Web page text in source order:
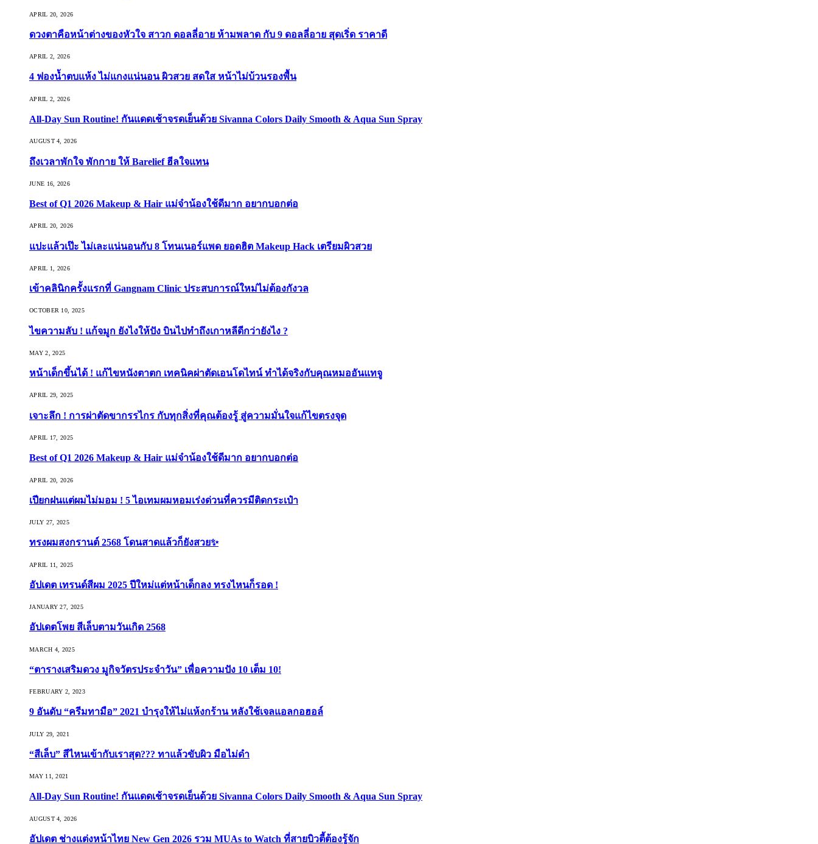
APRIL 20, 2026
ดวงตาคือหน้าต่างของหัวใจ สาวก ดอลลี่อาย ห้ามพลาด กับ 9 ดอลลี่อาย สุดเริ่ด ราคาดี
APRIL 2, 2026
4 ฟองน้ำตบแห้ง ไม่แกงแน่นอน ผิวสวย สดใส หน้าไม่บ้วนรองพื้น
APRIL 2, 2026
All-Day Sun Routine! กันแดดเช้าจรดเย็นด้วย Sivanna Colors Daily Smooth & Aqua Sun Spray
AUGUST 4, 2026
ถึงเวลาพักใจ พักกาย ให้ Barelief ฮีลใจแทน
JUNE 16, 2026
Best of Q1 2026 Makeup & Hair แม่จ๋าน้องใช้ดีมาก อยากบอกต่อ
APRIL 20, 2026
แปะแล้วเป๊ะ ไม่เละแน่นอนกับ 8 โทนเนอร์แพด ยอดฮิต Makeup Hack เตรียมผิวสวย
APRIL 1, 2026
เข้าคลินิกครั้งแรกที่ Gangnam Clinic ประสบการณ์ใหม่ไม่ต้องกังวล
OCTOBER 10, 2025
ไขความลับ ! แก้จมูก ยังไงให้ปัง บินไปทำถึงเกาหลีดีกว่ายังไง ?
MAY 2, 2025
หน้าเด็กขึ้นได้ ! แก้ไขหนังตาตก เทคนิคผ่าตัดเอนโดไทน์ ทำได้จริงกับคุณหมออันแทจู
APRIL 29, 2025
เจาะลึก ! การผ่าตัดขากรรไกร กับทุกสิ่งที่คุณต้องรู้ สู่ความมั่นใจแก้ไขตรงจุด
APRIL 17, 2025
Best of Q1 2026 Makeup & Hair แม่จ๋าน้องใช้ดีมาก อยากบอกต่อ
APRIL 20, 2026
เปียกฝนแต่ผมไม่มอม ! 5 ไอเทมผมหอมเร่งด่วนที่ควรมีติดกระเป๋า
JULY 27, 2025
ทรงผมสงกรานต์ 2568 โดนสาดแล้วก็ยังสวย✨
APRIL 11, 2025
อัปเดต เทรนด์สีผม 2025 ปีใหม่แต่หน้าเด็กลง ทรงไหนก็รอด !
JANUARY 27, 2025
อัปเดตโพย สีเล็บตามวันเกิด 2568
MARCH 4, 2025
“ตารางเสริมดวง มูกิจวัตรประจำวัน” เพื่อความปัง 10 เต็ม 10!
FEBRUARY 2, 2023
9 อันดับ “ครีมทามือ” 2021 บำรุงให้ไม่แห้งกร้าน หลังใช้เจลแอลกอฮอล์
JULY 29, 2021
“สีเล็บ” สีไหนเข้ากับเราสุด??? ทาแล้วขับผิว มือไม่ดำ
MAY 11, 2021
All-Day Sun Routine! กันแดดเช้าจรดเย็นด้วย Sivanna Colors Daily Smooth & Aqua Sun Spray
AUGUST 4, 2026
อัปเดต ช่างแต่งหน้าไทย New Gen 2026 รวม MUAs to Watch ที่สายบิวตี้ต้องรู้จัก